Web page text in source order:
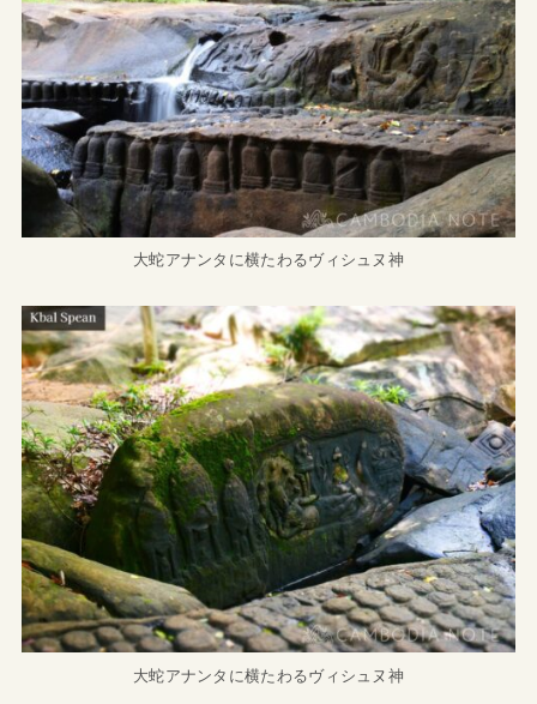
大蛇アナンタに横たわるヴィシュヌ神
大蛇アナンタに横たわるヴィシュヌ神